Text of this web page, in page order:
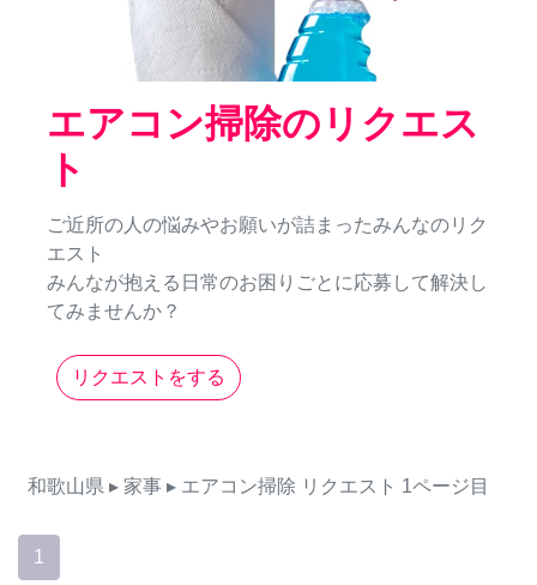
エアコン掃除のリクエス
ト
ご近所の人の悩みやお願いが詰まったみんなのリク
エスト
みんなが抱える日常のお困りごとに応募して解決し
てみませんか？
リクエストをする
和歌山県 ▸ 家事 ▸ エアコン掃除 リクエスト 1ページ目
1